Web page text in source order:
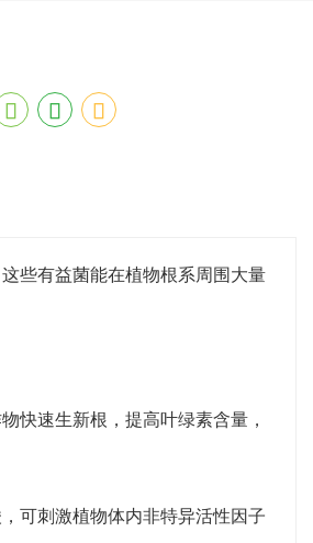
率，促进果实膨大，上色快而均匀，
L
些有益菌能在植物根系周围大量
快速生新根，提高叶绿素含量，
可刺激植物体内非特异活性因子